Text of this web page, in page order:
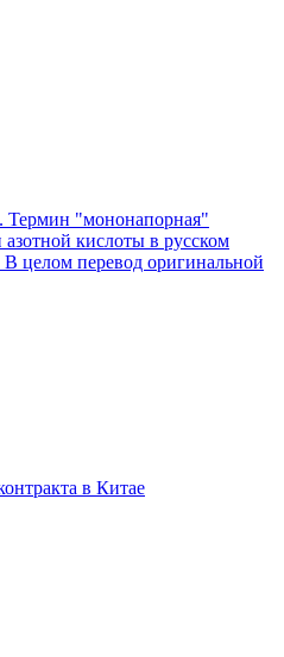
Термин "мононапорная"
кислоты в русском
В целом перевод оригинальной
в Китае